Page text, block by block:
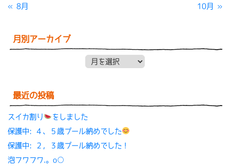
« 8月 10月 »
月別アーカイブ
最近の投稿
スイカ割り
をしました
保護中: ４、５歳プール納めでした
保護中: ２，３歳プール納めでした！
泡フワフワ.。o○